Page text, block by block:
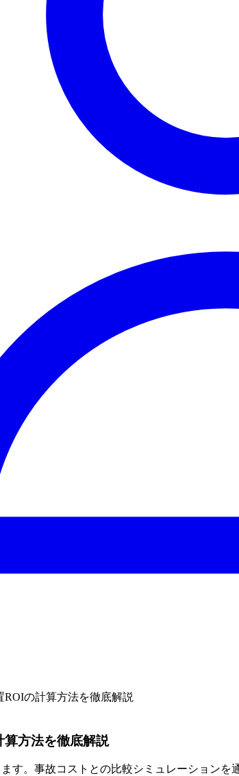
の計算方法を徹底解説
方法を徹底解説
す。事故コストとの比較シミュレーションを